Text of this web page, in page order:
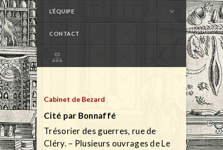
L’ÉQUIPE
CONTACT
Cabinet de Bezard
Cité par Bonnaffé
Trésorier des guerres, rue de
Cléry. – Plusieurs ouvrages de Le